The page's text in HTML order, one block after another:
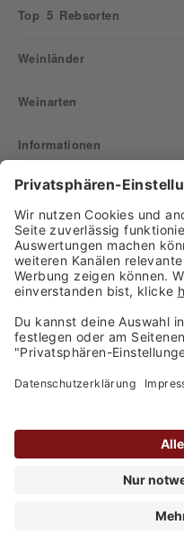
Top 5 Rebsorten
Weinländer
Weinarten
Informationen
Informationen